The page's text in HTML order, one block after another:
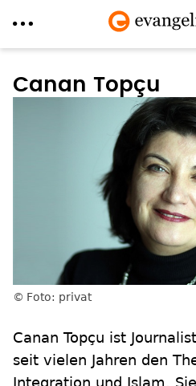
zum
Canan Topçu
Foto: privat
Canan Topçu ist
seit vielen Jahren den
Integration und Islam.